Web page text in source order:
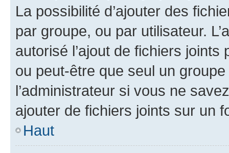
La possibilité d’ajouter des
par groupe, ou par utilisateur.
autorisé l’ajout de fichiers
ou peut-être que seul un
l’administrateur si vous ne
ajouter de fichiers joints sur un
Haut